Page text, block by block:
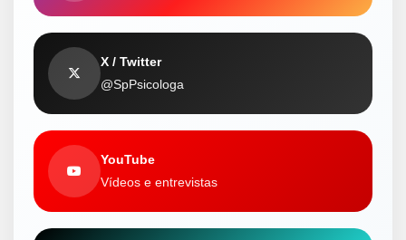
X / Twitter
@SpPsicologa
YouTube
Vídeos e entrevistas